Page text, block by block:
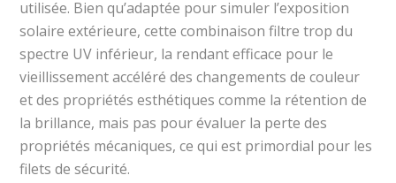
utilisée. Bien qu’adaptée pour simuler l’exposition
solaire extérieure, cette combinaison filtre trop du
spectre UV inférieur, la rendant efficace pour le
vieillissement accéléré des changements de couleur
et des propriétés esthétiques comme la rétention de
la brillance, mais pas pour évaluer la perte des
propriétés mécaniques, ce qui est primordial pour les
filets de sécurité.